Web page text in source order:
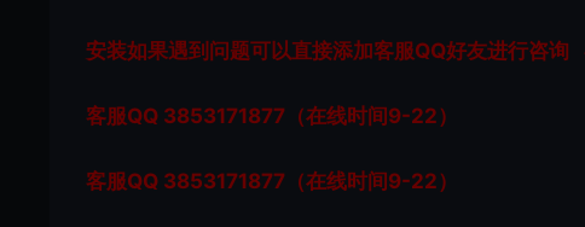
安装如果遇到问题可以直接添加客服QQ好友进行咨
客服QQ 3853171877（在线时间9-22）
客服QQ 3853171877（在线时间9-22）